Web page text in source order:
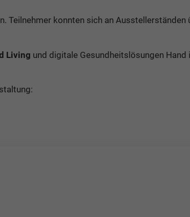
Teilnehmer konnten sich an Ausstellerständen
Living und digitale Gesundheitslösungen Hand